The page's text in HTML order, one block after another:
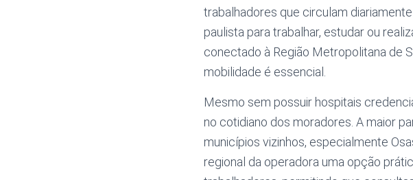
trabalhadores que circulam
paulista para trabalhar, estudar ou
conectado à Região Metropolitana de
mobilidade é essencial.
Mesmo sem possuir hospitais
no cotidiano dos moradores. A maior
municípios vizinhos, especialmente
regional da operadora uma opção